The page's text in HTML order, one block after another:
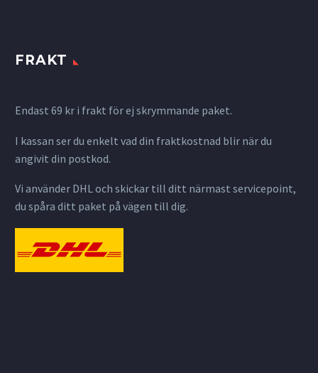
FRAKT
Endast 69 kr i frakt för ej skrymmande paket.
I kassan ser du enkelt vad din fraktkostnad blir när du
angivit din postkod.
Vi använder DHL och skickar till ditt närmast servicepoint,
du spåra ditt paket på vägen till dig.